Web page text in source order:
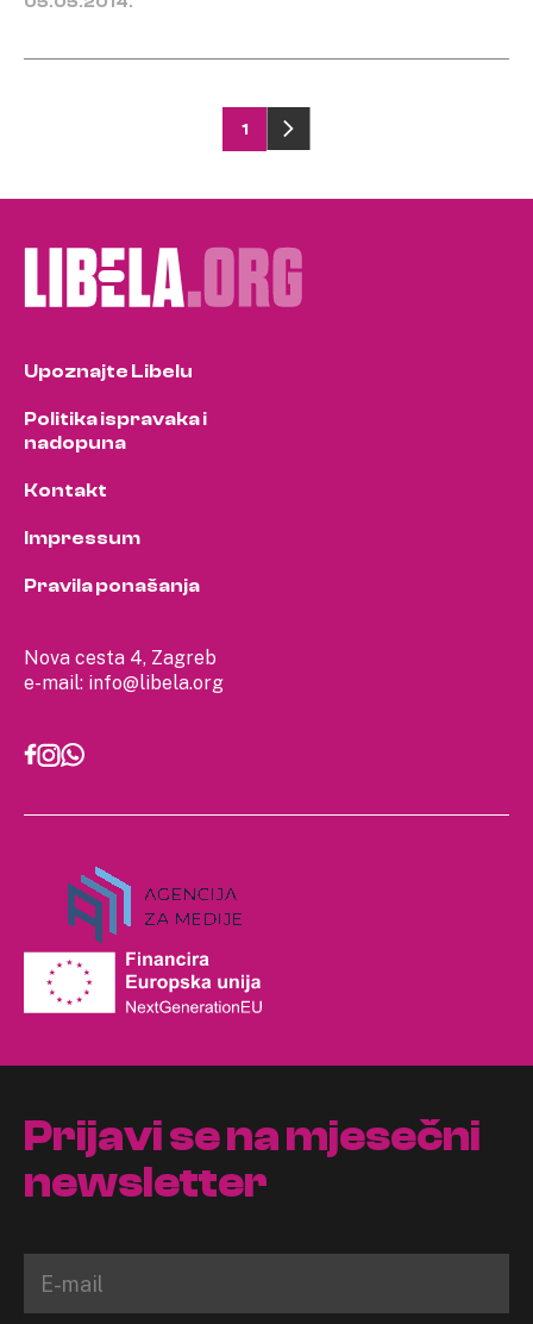
pagination
1
Nova cesta 4, Zagreb
e-mail: info@libela.org
Upoznajte Libelu
Politika ispravaka i
nadopuna
Kontakt
Impressum
Pravila ponašanja
Prijavi se na mjesečni
newsletter